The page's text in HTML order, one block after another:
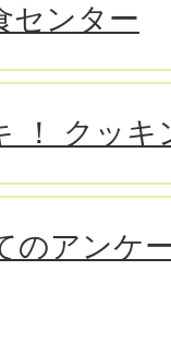
センター
！ クッキ
のアンケ